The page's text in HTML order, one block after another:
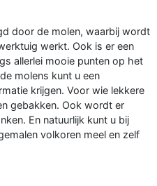
door de molen, waarbij wordt
werkt. Ook is er een
allerlei mooie punten op het
molens kunt u een
krijgen. Voor wie lekkere
gebakken. Ook wordt er
En natuurlijk kunt u bij
volkoren meel en zelf